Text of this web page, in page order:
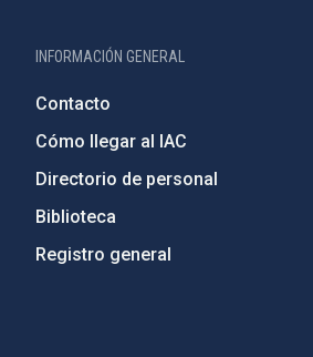
INFORMACIÓN GENERAL
Contacto
Cómo llegar al IAC
Directorio de personal
Biblioteca
Registro general